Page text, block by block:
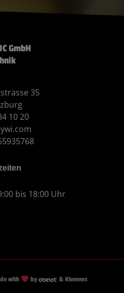
GmbH
35
10 20
bis 18:00 Uhr
with by & Klemens